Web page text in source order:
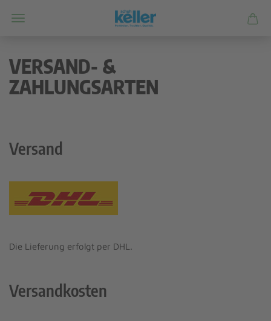
VERSAND- &
ZAHLUNGSARTEN
Versand
Die Lieferung erfolgt per DHL.
Versandkosten